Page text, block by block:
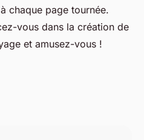
chaque page tournée.
vous dans la création de
et amusez-vous !